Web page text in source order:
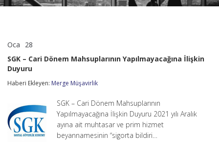
Oca 28
Cari
Yapılmayacağına
Duyuru
için
SGK – Cari Dönem Mahsuplarının Yapılmayacağına İlişkin
Duyuru
Haberi Ekleyen: Merge Müşavirlik
SGK – Cari Dönem Mahsuplarının
Yapılmayacağına İlişkin Duyuru 2021 yılı Aralık
ayına ait muhtasar ve prim hizmet
beyannamesinin “sigorta bildiri…